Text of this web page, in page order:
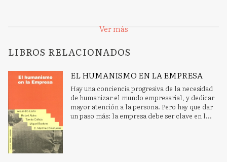
SOBRE FERNANDO SÁEZ VACAS
Fernado Sáez Vacas es Catedrático de Sistemas Telemáticos E.T.S.I.
sobre el autor
SOBRE BERNARDO KLIKSBERG
(ESCRITOR)
Bernardo Kliksberg es Director del Proyecto Regional de las
Naciones Unidas de Modernización de la organización y gestón del
EstadoVer más sobre el autor
Ver más
LIBROS RELACIONADOS
EL HUMANISMO EN LA EMPRESA
Hay una conciencia progresiva de la necesidad
de humanizar el mundo empresarial, y dedicar
mayor atención a la persona. Pero hay que dar
un paso más: la empresa debe ser clave en l...